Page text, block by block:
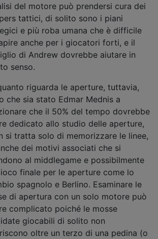
del motore può prendersi cura dei
tattici, di solito sono i piani
e più roba umana che è difficile
anche per i giocatori forti, e il
di Andrew dovrebbe aiutare in
senso.
riguarda le aperture, tuttavia,
che sia stato Edmar Mednis a
che il 50% del tempo dovrebbe
dedicato allo studio delle aperture,
si tratta solo di memorizzare le linee,
dei motivi associati che si
al middlegame e possibilmente
finale per le aperture come lo
spagnolo e Berlino. Esaminare le
di apertura con un solo motore può
complicato poiché le mosse
giocabili di solito non
oltre un terzo di una pedina (o